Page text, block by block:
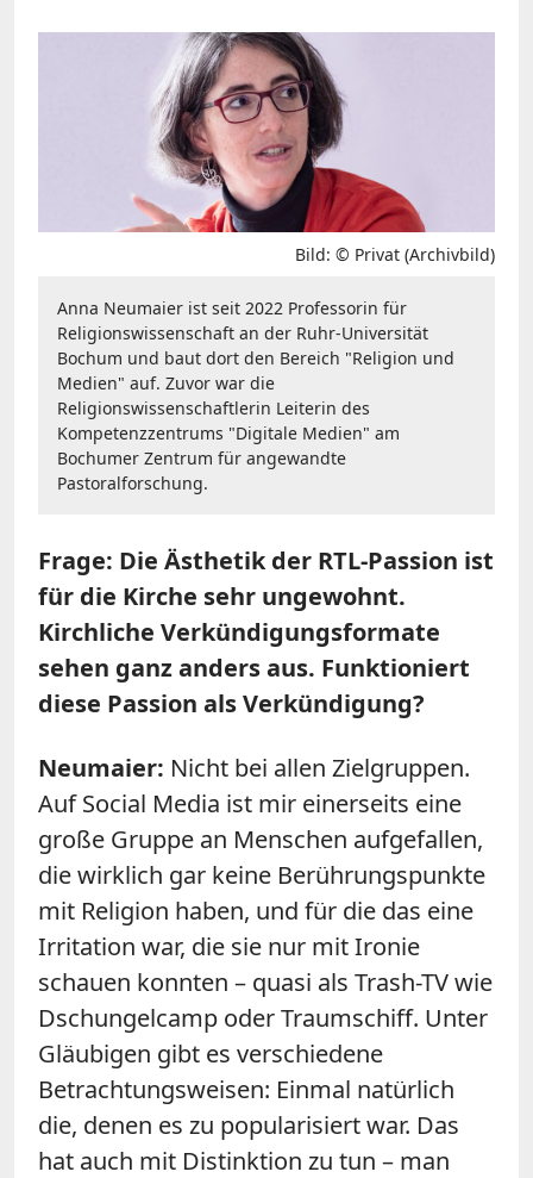
Bild: © Privat (Archivbild)
Anna Neumaier ist seit 2022 Professorin für
Religionswissenschaft an der Ruhr-Universität
Bochum und baut dort den Bereich "Religion und
Medien" auf. Zuvor war die
Religionswissenschaftlerin Leiterin des
Kompetenzzentrums "Digitale Medien" am
Bochumer Zentrum für angewandte
Pastoralforschung.
Frage: Die Ästhetik der RTL-Passion ist
für die Kirche sehr ungewohnt.
Kirchliche Verkündigungsformate
sehen ganz anders aus. Funktioniert
diese Passion als Verkündigung?
Neumaier: Nicht bei allen Zielgruppen.
Auf Social Media ist mir einerseits eine
große Gruppe an Menschen aufgefallen,
die wirklich gar keine Berührungspunkte
mit Religion haben, und für die das eine
Irritation war, die sie nur mit Ironie
schauen konnten – quasi als Trash-TV wie
Dschungelcamp oder Traumschiff. Unter
Gläubigen gibt es verschiedene
Betrachtungsweisen: Einmal natürlich
die, denen es zu popularisiert war. Das
hat auch mit Distinktion zu tun – man